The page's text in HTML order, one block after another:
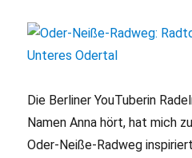
Die Berliner YouTuberin
Namen Anna hört, hat mich
Oder-Neiße-Radweg